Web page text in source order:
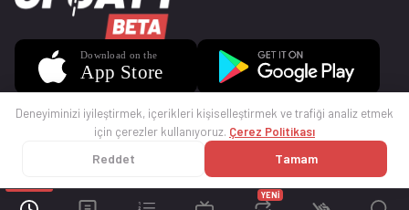
YENİ
© 2025 Ofsayt
Deneyiminizi iyileştirmek, içerikleri kişiselleştirmek ve trafiği analiz etmek
için çerezler kullanıyoruz. Çerez Politikası
Reddet Tamam